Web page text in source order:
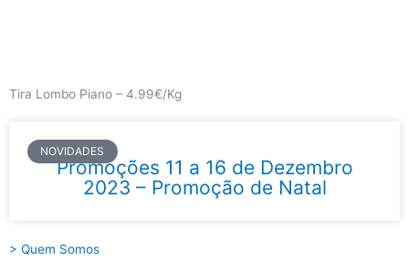
Tira Lombo Piano – 4.99€/Kg
NOVIDADES
Promoções 11 a 16 de Dezembro
2023 – Promoção de Natal
> Quem Somos